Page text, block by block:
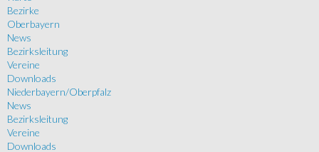
Bezirke
Oberbayern
News
Bezirksleitung
Vereine
Downloads
Niederbayern/Oberpfalz
News
Bezirksleitung
Vereine
Downloads